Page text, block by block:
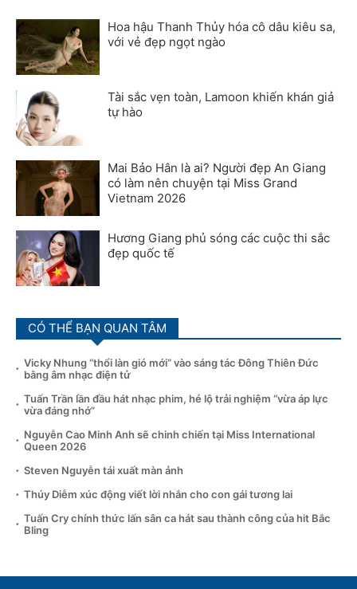
Hoa hậu Thanh Thủy hóa cô dâu kiêu sa,
với vẻ đẹp ngọt ngào
Tài sắc vẹn toàn, Lamoon khiến khán giả
tự hào
Mai Bảo Hân là ai? Người đẹp An Giang
có làm nên chuyện tại Miss Grand
Vietnam 2026
Hương Giang phủ sóng các cuộc thi sắc
đẹp quốc tế
CÓ THỂ BẠN QUAN TÂM
Vicky Nhung “thổi làn gió mới” vào sáng tác Đông Thiên Đức
bằng âm nhạc điện tử
Tuấn Trần lần đầu hát nhạc phim, hé lộ trải nghiệm “vừa áp lực
vừa đáng nhớ”
Nguyễn Cao Minh Anh sẽ chinh chiến tại Miss International
Queen 2026
Steven Nguyễn tái xuất màn ảnh
Thúy Diễm xúc động viết lời nhắn cho con gái tương lai
Tuấn Cry chính thức lấn sân ca hát sau thành công của hit Bắc
Bling